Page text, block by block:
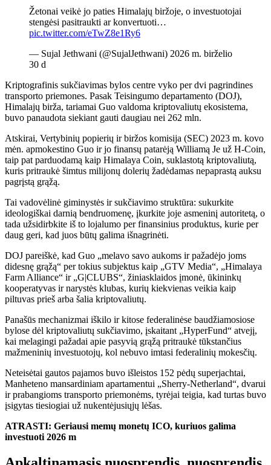
Žetonai veikė jo paties Himalajų biržoje, o investuotojai
stengėsi pasitraukti ar konvertuoti…
pic.twitter.com/eTwZ8e1Ry6
— Sujal Jethwani (@SujalJethwani) 2026 m. birželio
30 d
Kriptografinis sukčiavimas bylos centre vyko per dvi pagrindines
transporto priemones. Pasak Teisingumo departamento (DOJ),
Himalajų birža, tariamai Guo valdoma kriptovaliutų ekosistema,
buvo panaudota siekiant gauti daugiau nei 262 mln.
Atskirai, Vertybinių popierių ir biržos komisija (SEC) 2023 m. kovo
mėn. apmokestino Guo ir jo finansų patarėją Williamą Je už H-Coin,
taip pat parduodamą kaip Himalaya Coin, suklastotą kriptovaliutą,
kuris pritraukė šimtus milijonų dolerių žadėdamas nepaprastą auksu
pagrįstą grąžą.
Tai vadovėlinė giminystės ir sukčiavimo struktūra: sukurkite
ideologiškai darnią bendruomenę, įkurkite joje asmeninį autoritetą, o
tada užsidirbkite iš to lojalumo per finansinius produktus, kurie per
daug geri, kad juos būtų galima išnagrinėti.
DOJ pareiškė, kad Guo „melavo savo aukoms ir pažadėjo joms
didesnę grąžą“ per tokius subjektus kaip „GTV Media“, „Himalaya
Farm Alliance“ ir „G|CLUBS“, žiniasklaidos įmonė, ūkininkų
kooperatyvas ir narystės klubas, kurių kiekvienas veikia kaip
piltuvas prieš arba šalia kriptovaliutų.
Panašūs mechanizmai iškilo ir kitose federalinėse baudžiamosiose
bylose dėl kriptovaliutų sukčiavimo, įskaitant „HyperFund“ atvejį,
kai melagingi pažadai apie pasyvią grąžą pritraukė tūkstančius
mažmeninių investuotojų, kol nebuvo imtasi federalinių mokesčių.
Neteisėtai gautos pajamos buvo išleistos 152 pėdų superjachtai,
Manheteno mansardiniam apartamentui „Sherry-Netherland“, dvarui
ir prabangioms transporto priemonėms, tyrėjai teigia, kad turtas buvo
įsigytas tiesiogiai už nukentėjusiųjų lėšas.
ATRASTI: Geriausi memų monetų ICO, kuriuos galima
investuoti 2026 m